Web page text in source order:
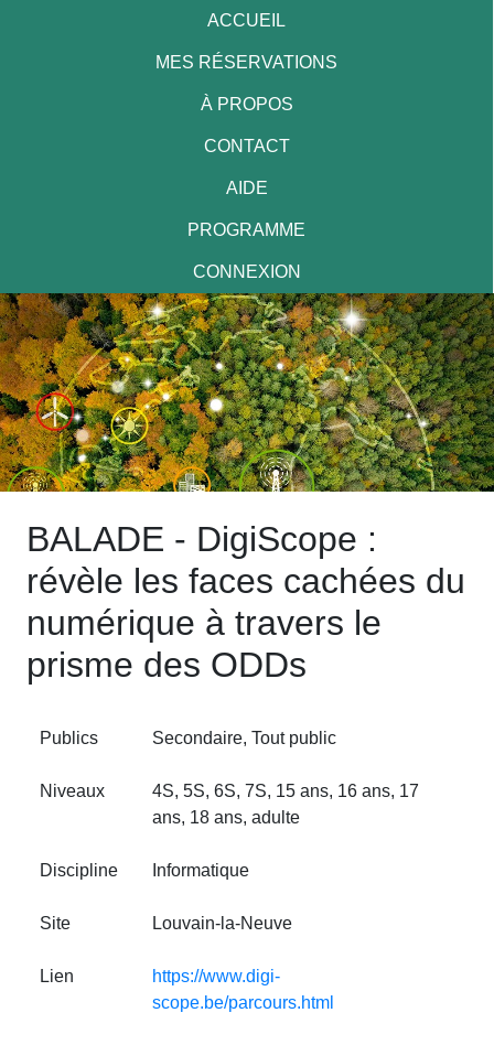
ACCUEIL
MES RÉSERVATIONS
À PROPOS
CONTACT
AIDE
PROGRAMME
CONNEXION
BALADE - DigiScope :
révèle les faces cachées du
numérique à travers le
prisme des ODDs
Publics Secondaire, Tout public
Niveaux
4S, 5S, 6S, 7S, 15 ans, 16 ans, 17
ans, 18 ans, adulte
Discipline Informatique
Site Louvain‑la‑Neuve
Lien
https://www.digi-
scope.be/parcours.html